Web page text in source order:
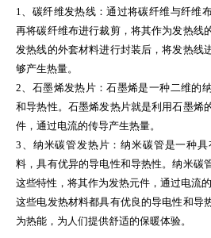
1、碳纤维发热线：通过将碳纤维与纤维
再将碳纤维布进行裁剪，将其作为发热线
发热线的外套材料进行封装后，将发热线
够产生热量。
2、石墨烯发热片：石墨烯是一种二维的
和导热性。石墨烯发热片就是利用石墨烯
件，通过电流的传导产生热量。
3、纳米碳管发热片：纳米碳管是一种
料，具有优异的导电性和导热性。纳米碳
这些特性，将其作为发热元件，通过电流的
这些电发热材料都具有优良的导电性和导
为热能，为人们提供舒适的保暖体验。